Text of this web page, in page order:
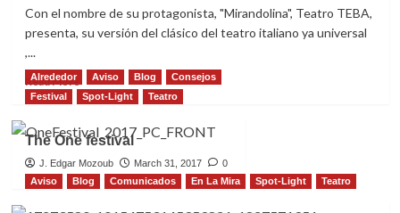
–
Con el nombre de su protagonista, "Mirandolina", Teatro TEBA,
presenta, su versión del clásico del teatro italiano ya universal
,...
Read More Read
more
“Mirandolina”,
Nuevo
estreno
de
Alrededor Aviso Blog
Consejos
Festival
Spot-Light Teatro
The One festival
J. Edgar Mozoub March 31, 2017
0
Aviso
Blog Comunicados En La Mira Spot-Light Teatro